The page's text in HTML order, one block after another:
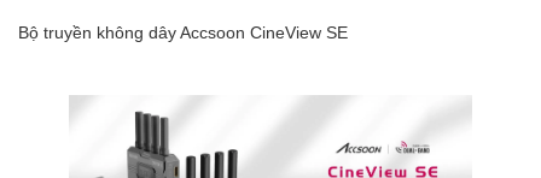
Bộ truyền không dây Accsoon CineView SE